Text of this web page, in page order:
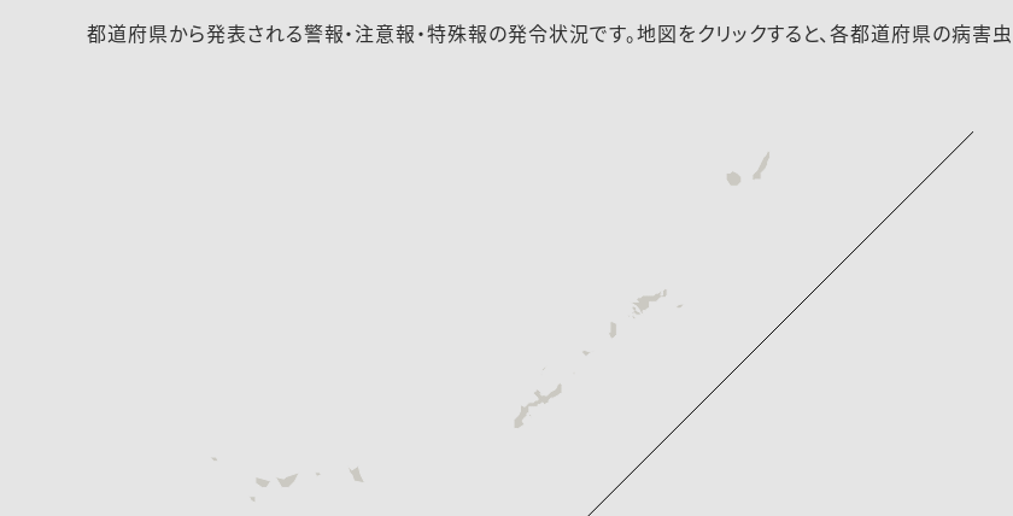
都道府県から発表される警報・注意報・特殊報の発令状況です。地図をクリックすると、各都道府県の病害虫